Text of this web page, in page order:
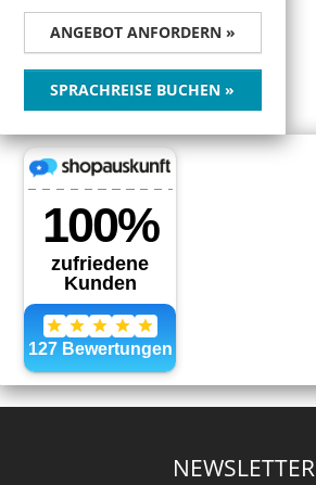
ANGEBOT ANFORDERN »
SPRACHREISE BUCHEN »
NEWSLETTER